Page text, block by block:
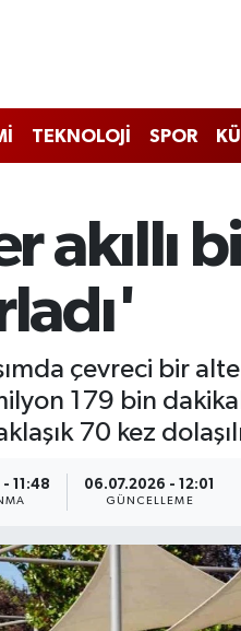
TEKNOLOJİ SPOR
akıllı
çevreci bir
179 bin
70 kez
11:48 06.07.2026 - 12:01
GÜNCELLEME